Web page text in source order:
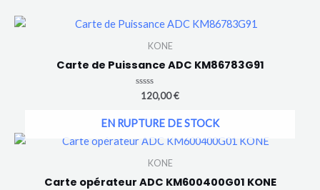
KONE
Carte de Puissance ADC KM86783G91
Note
5
120,00€
EN RUPTURE DE STOCK
KONE
Carte opérateur ADC KM600400G01 KONE